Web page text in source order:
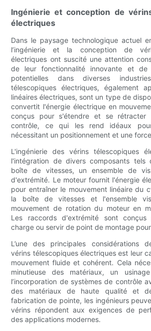
Ingénierie et conception de
électriques
Dans le paysage technologique actuel
l’ingénierie et la conception de
électriques ont suscité une attention
de leur fonctionnalité innovante et de
potentielles dans diverses
télescopiques électriques, également
linéaires électriques, sont un type de
convertit l'énergie électrique en
conçus pour s'étendre et se rétracter
contrôle, ce qui les rend idéaux
nécessitant un positionnement et une
L'ingénierie des vérins télescopiques
l'intégration de divers composants tels
boîte de vitesses, un ensemble de
d'extrémité. Le moteur fournit l'énergie
pour entraîner le mouvement linéaire du
la boîte de vitesses et l'ensemble
mouvement de rotation du moteur en
Les raccords d'extrémité sont conçus
charge ou servir de point de montage
L’une des principales considérations
vérins télescopiques électriques est leur
mouvement fluide et cohérent. Cela
minutieuse des matériaux, un
l’incorporation de systèmes de contrôle
des matériaux de haute qualité et
fabrication de pointe, les ingénieurs
vérins répondent aux exigences de
des applications modernes.